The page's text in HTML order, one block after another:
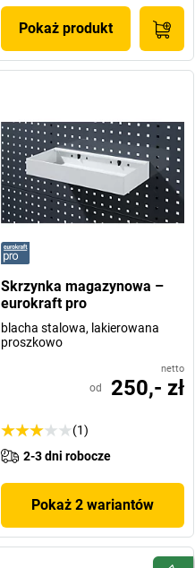
Pokaż produkt
Skrzynka magazynowa –
eurokraft pro
blacha stalowa, lakierowana
proszkowo
netto
od 250,- zł
(1)
2-3 dni robocze
Pokaż 2 wariantów